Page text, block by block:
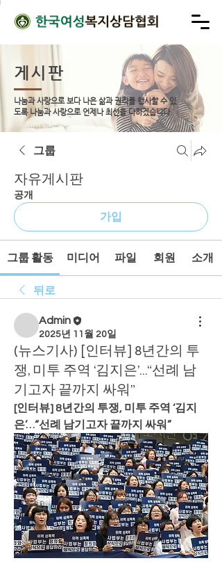
게시판
나눔과 사랑으로 보다 나은 삶과 권리를 행사할 수 있
도록 나눔과 사랑으로 언제나 최선을 다하겠습니다.
그룹
자유게시판
공개
가입
그룹 활동 미디어 파일 회원 소개
뒤로
Admin
2025년 11월 20일
(뉴스기사) [인터뷰] 8년간의 투
쟁, 미투 주역 ‘김지은’…“선례 남
기고자 끝까지 싸워”
[인터뷰] 8년간의 투쟁, 미투 주역 ‘김지
은’…“선례 남기고자 끝까지 싸워”